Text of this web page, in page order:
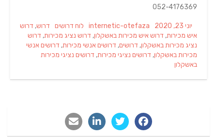
052-4176369
Posted
on
יוני 23, 2020 Author
internetic-otefaza
Categories
לוח דרושים Tags
דרוש, דרוש
איש מכירות, דרוש איש מכירות באשקלון, דרוש נציג מכירות, דרוש
נציג מכירות באשקלון, דרושים, דרושים אנשי מכירות, דרושים אנשי
מכירות באשקלון, דרושים נציגי מכירות, דרושים נציגי מכירות
באשקלון